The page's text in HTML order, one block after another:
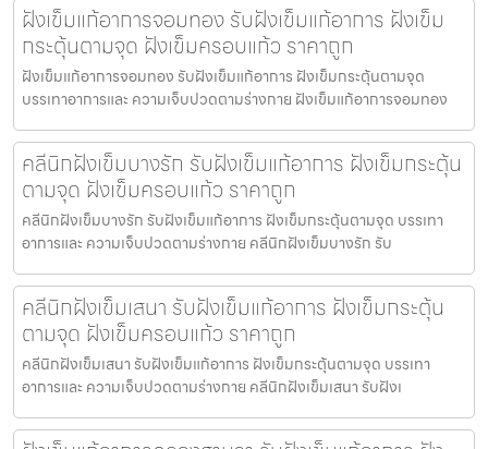
ฝังเข็มแก้อาการจอมทอง รับฝังเข็มแก้อาการ ฝังเข็ม
กระตุ้นตามจุด ฝังเข็มครอบแก้ว ราคาถูก
ฝังเข็มแก้อาการจอมทอง รับฝังเข็มแก้อาการ ฝังเข็มกระตุ้นตามจุด
บรรเทาอาการและ ความเจ็บปวดตามร่างกาย ฝังเข็มแก้อาการจอมทอง
คลีนิกฝังเข็มบางรัก รับฝังเข็มแก้อาการ ฝังเข็มกระตุ้น
ตามจุด ฝังเข็มครอบแก้ว ราคาถูก
คลีนิกฝังเข็มบางรัก รับฝังเข็มแก้อาการ ฝังเข็มกระตุ้นตามจุด บรรเทา
อาการและ ความเจ็บปวดตามร่างกาย คลีนิกฝังเข็มบางรัก รับ
คลีนิกฝังเข็มเสนา รับฝังเข็มแก้อาการ ฝังเข็มกระตุ้น
ตามจุด ฝังเข็มครอบแก้ว ราคาถูก
คลีนิกฝังเข็มเสนา รับฝังเข็มแก้อาการ ฝังเข็มกระตุ้นตามจุด บรรเทา
อาการและ ความเจ็บปวดตามร่างกาย คลีนิกฝังเข็มเสนา รับฝังเ